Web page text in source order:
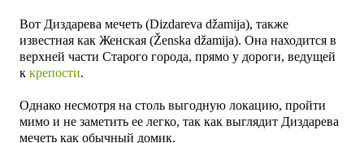
Вот Диздарева мечеть (Dizdareva džamija), также
известная как Женская (Ženska džamija). Она находится в
верхней части Старого города, прямо у дороги, ведущей
к крепости.
Однако несмотря на столь выгодную локацию, пройти
мимо и не заметить ее легко, так как выглядит Диздарева
мечеть как обычный домик.